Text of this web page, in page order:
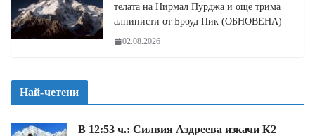
телата на Нирмал Пурджа и още трима
алпинисти от Броуд Пик (ОБНОВЕНА)
02.08.2026
Най-четени
В 12:53 ч.: Силвия Аздреева изкачи К2